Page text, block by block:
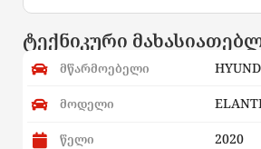
ტექნიკური
მწარმოებელი
მოდელი
წელი 2020